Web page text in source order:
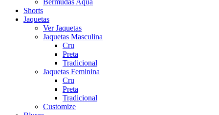
Bermudas Aqua
Shorts
Jaquetas
Ver Jaquetas
Jaquetas Masculina
Cru
Preta
Tradicional
Jaquetas Feminina
Cru
Preta
Tradicional
Customize